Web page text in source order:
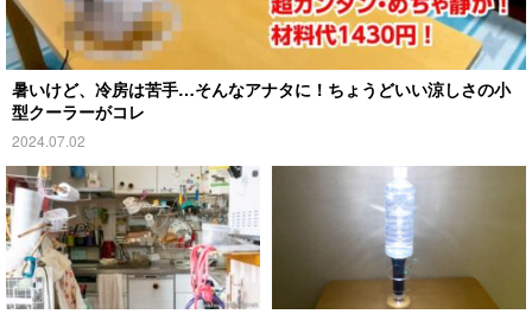
暑いけど、冷房は苦手…そんなアナタに！ちょうどいい涼しさの小
型クーラーがコレ
2024.07.02